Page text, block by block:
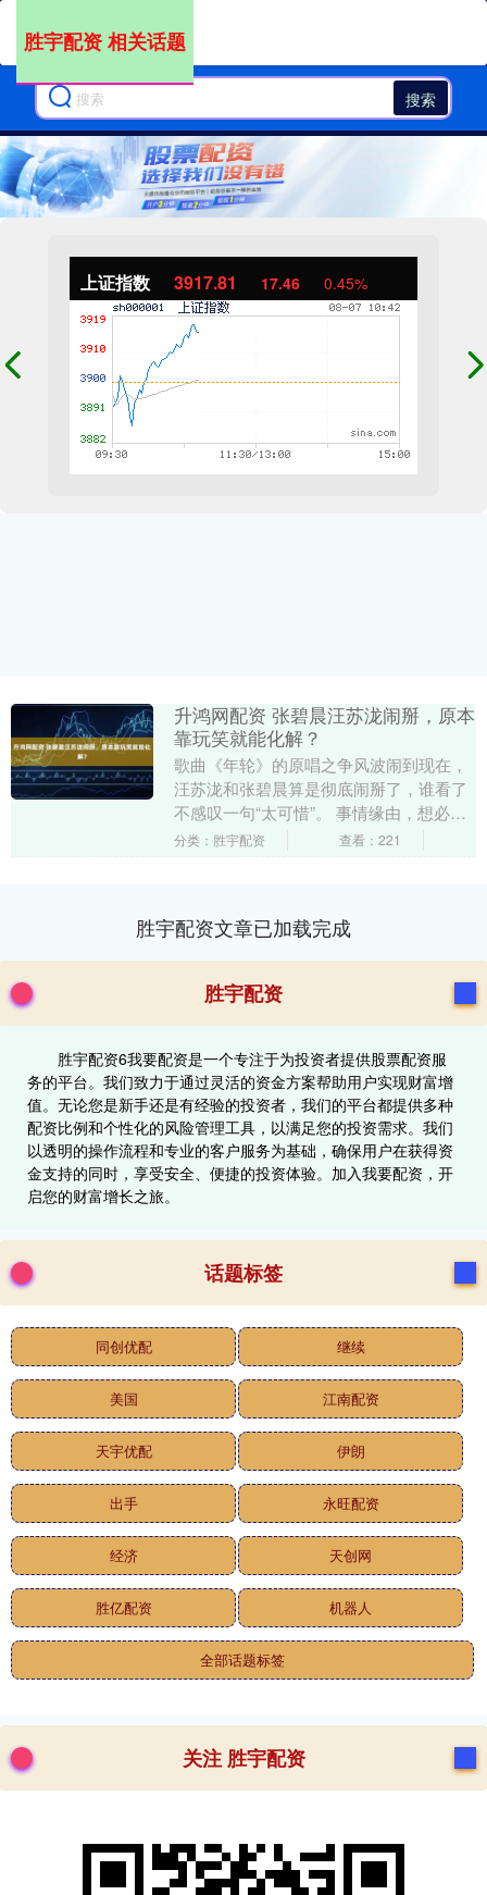
搜索
上证指数 3917.81 17.46 0.45%
胜宇配资 相关话题
升鸿网配资 张碧晨汪苏泷闹掰，原本
靠玩笑就能化解？
歌曲《年轮》的原唱之争风波闹到现在，
汪苏泷和张碧晨算是彻底闹掰了，谁看了
不感叹一句“太可惜”。 事情缘由，想必吃
瓜群众们都一清二楚了，一场原本可以靠
分类：胜宇配资 查看：221
胜宇配资文章已加载完成
胜宇配资
胜宇配资6我要配资是一个专注于为投资者提供股票配资服
务的平台。我们致力于通过灵活的资金方案帮助用户实现财富增
值。无论您是新手还是有经验的投资者，我们的平台都提供多种
配资比例和个性化的风险管理工具，以满足您的投资需求。我们
以透明的操作流程和专业的客户服务为基础，确保用户在获得资
金支持的同时，享受安全、便捷的投资体验。加入我要配资，开
启您的财富增长之旅。
话题标签
同创优配 继续
美国 江南配资
天宇优配 伊朗
出手 永旺配资
经济 天创网
胜亿配资 机器人
全部话题标签
关注 胜宇配资